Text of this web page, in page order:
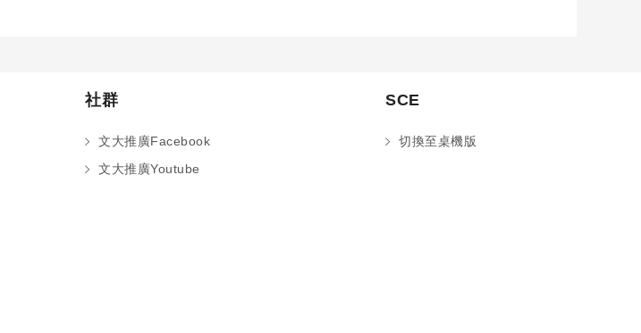
社群
文大推廣Facebook
文大推廣Youtube
SCE
切換至桌機版